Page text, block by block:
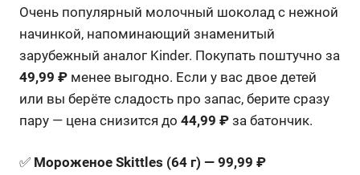
Очень популярный молочный шоколад с нежной
начинкой, напоминающий знаменитый
зарубежный аналог Kinder. Покупать поштучно за
49,99 ₽ менее выгодно. Если у вас двое детей
или вы берёте сладость про запас, берите сразу
пару — цена снизится до 44,99 ₽ за батончик.
✅ Мороженое Skittles (64 г) — 99,99 ₽